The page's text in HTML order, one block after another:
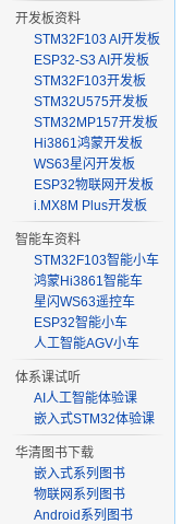
开发板资料
STM32F103 AI开发板
ESP32-S3 AI开发板
STM32F103开发板
STM32U575开发板
STM32MP157开发板
Hi3861鸿蒙开发板
WS63星闪开发板
ESP32物联网开发板
i.MX8M Plus开发板
智能车资料
STM32F103智能小车
鸿蒙Hi3861智能车
星闪WS63遥控车
ESP32智能小车
人工智能AGV小车
体系课试听
AI人工智能体验课
嵌入式STM32体验课
华清图书下载
嵌入式系列图书
物联网系列图书
Android系列图书